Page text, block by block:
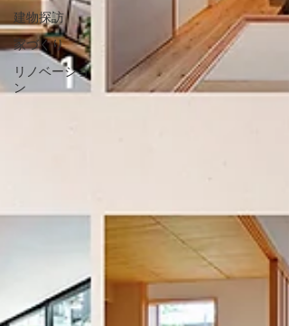
建物探訪
家づくり
リノベーショ
ン